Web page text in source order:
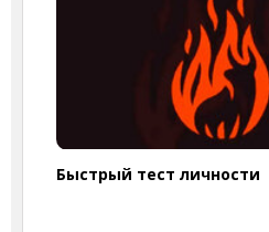
Быстрый тест личности